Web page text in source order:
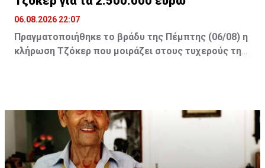
06.08.2026 22:07
Πραγματοποιήθηκε το βράδυ της Πέμπτης (06/08) η
κλήρωση Τζόκερ που μοιράζει στους τυχερούς της